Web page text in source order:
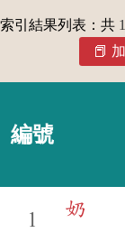
索引結果列表：共
編號
1
奶